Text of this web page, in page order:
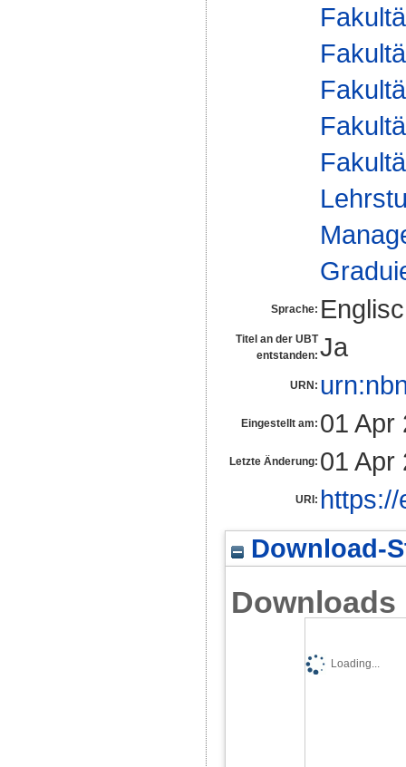
Sprache:
Titel an der UBT
entstanden: Ja
URN:
Eingestellt am: 01 Apr
Letzte Änderung: 01 Apr
URI:
Download-
Downloads
Loading...